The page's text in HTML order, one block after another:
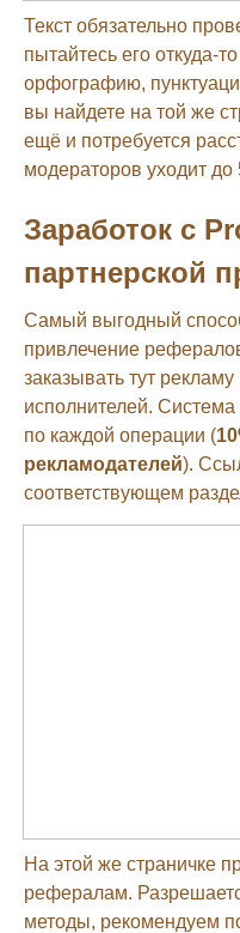
Текст обязательно
пытайтесь его откуда-
орфографию,
вы найдете на той же
ещё и потребуется
модераторов уходит до
Заработок с
партнерской
Самый выгодный
привлечение
заказывать тут
исполнителей. Система
по каждой операции (
рекламодателей).
соответствующем
На этой же страничке
рефералам.
методы, рекомендуем